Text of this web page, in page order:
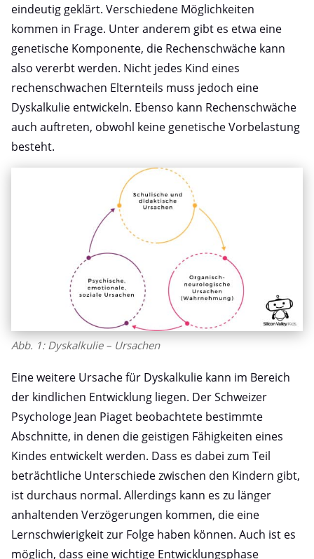
eindeutig geklärt. Verschiedene Möglichkeiten
kommen in Frage. Unter anderem gibt es etwa eine
genetische Komponente, die Rechenschwäche kann
also vererbt werden. Nicht jedes Kind eines
rechenschwachen Elternteils muss jedoch eine
Dyskalkulie entwickeln. Ebenso kann Rechenschwäche
auch auftreten, obwohl keine genetische Vorbelastung
besteht.
Abb. 1: Dyskalkulie – Ursachen
Eine weitere Ursache für Dyskalkulie kann im Bereich
der kindlichen Entwicklung liegen. Der Schweizer
Psychologe Jean Piaget beobachtete bestimmte
Abschnitte, in denen die geistigen Fähigkeiten eines
Kindes entwickelt werden. Dass es dabei zum Teil
beträchtliche Unterschiede zwischen den Kindern gibt,
ist durchaus normal. Allerdings kann es zu länger
anhaltenden Verzögerungen kommen, die eine
Lernschwierigkeit zur Folge haben können. Auch ist es
möglich, dass eine wichtige Entwicklungsphase